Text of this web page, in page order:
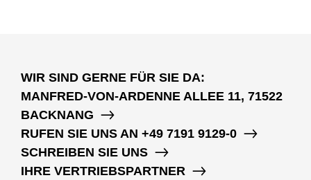
WIR SIND GERNE FÜR SIE DA:
MANFRED-VON-ARDENNE ALLEE 11, 71522
BACKNANG
RUFEN SIE UNS AN +49 7191 9129-0
SCHREIBEN SIE UNS
IHRE VERTRIEBSPARTNER